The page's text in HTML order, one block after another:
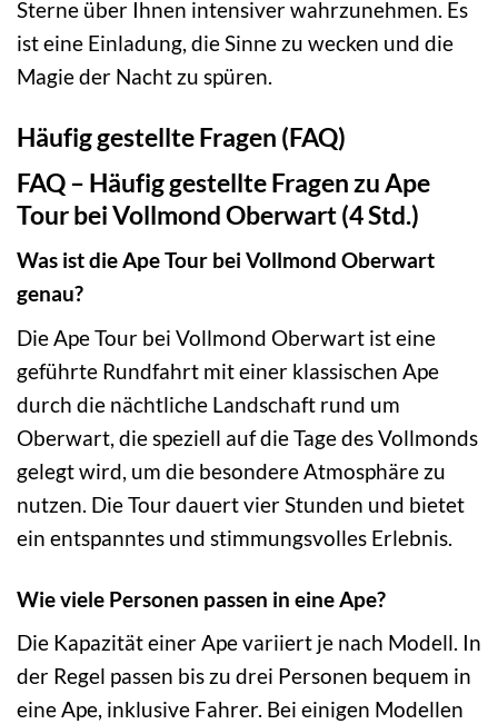
Sterne über Ihnen intensiver wahrzunehmen. Es
ist eine Einladung, die Sinne zu wecken und die
Magie der Nacht zu spüren.
Häufig gestellte Fragen (FAQ)
FAQ – Häufig gestellte Fragen zu Ape
Tour bei Vollmond Oberwart (4 Std.)
Was ist die Ape Tour bei Vollmond Oberwart
genau?
Die Ape Tour bei Vollmond Oberwart ist eine
geführte Rundfahrt mit einer klassischen Ape
durch die nächtliche Landschaft rund um
Oberwart, die speziell auf die Tage des Vollmonds
gelegt wird, um die besondere Atmosphäre zu
nutzen. Die Tour dauert vier Stunden und bietet
ein entspanntes und stimmungsvolles Erlebnis.
Wie viele Personen passen in eine Ape?
Die Kapazität einer Ape variiert je nach Modell. In
der Regel passen bis zu drei Personen bequem in
eine Ape, inklusive Fahrer. Bei einigen Modellen